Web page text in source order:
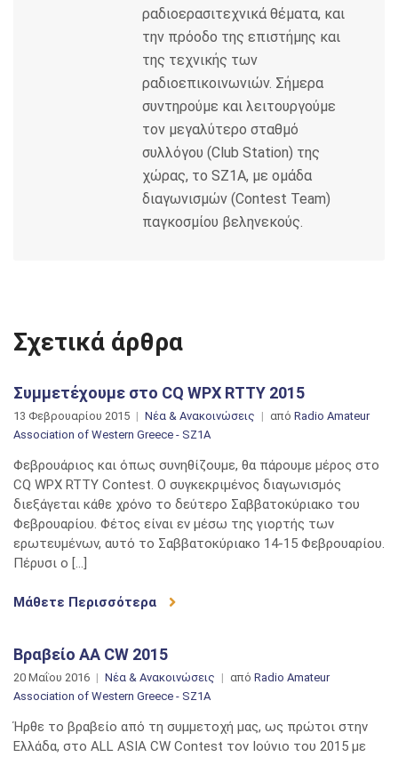
ραδιοερασιτεχνικά θέματα, και
την πρόοδο της επιστήμης και
της τεχνικής των
ραδιοεπικοινωνιών. Σήμερα
συντηρούμε και λειτουργούμε
τον μεγαλύτερο σταθμό
συλλόγου (Club Station) της
χώρας, το SZ1A, με ομάδα
διαγωνισμών (Contest Team)
παγκοσμίου βεληνεκούς.
Σχετικά άρθρα
Συμμετέχουμε στο CQ WPX RTTY 2015
13 Φεβρουαρίου 2015 Νέα & Ανακοινώσεις από Radio Amateur
Association of Western Greece - SZ1A
Φεβρουάριος και όπως συνηθίζουμε, θα πάρουμε μέρος στο
CQ WPX RTTY Contest. Ο συγκεκριμένος διαγωνισμός
διεξάγεται κάθε χρόνο το δεύτερο Σαββατοκύριακο του
Φεβρουαρίου. Φέτος είναι εν μέσω της γιορτής των
ερωτευμένων, αυτό το Σαββατοκύριακο 14-15 Φεβρουαρίου.
Πέρυσι ο […]
Μάθετε Περισσότερα
Βραβείο AA CW 2015
20 Μαΐου 2016 Νέα & Ανακοινώσεις από Radio Amateur
Association of Western Greece - SZ1A
Ήρθε το βραβείο από τη συμμετοχή μας, ως πρώτοι στην
Ελλάδα, στο ALL ASIA CW Contest τον Ιούνιο του 2015 με